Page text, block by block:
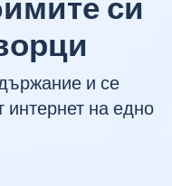
си
и се
интернет на едно